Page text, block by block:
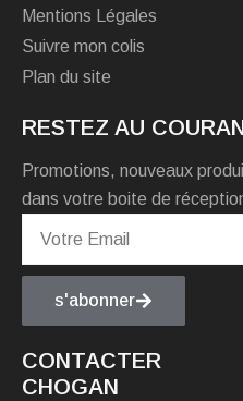
Mentions Légales
Suivre mon colis
Plan du site
RESTEZ AU
Promotions, nouveaux
dans votre boite de
s'abonner
CONTACTER
CHOGAN